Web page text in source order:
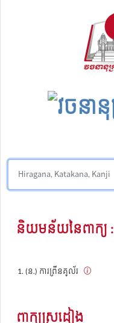
និយមន័យនៃពាក្យ :
(ន.) ការព្រីនគូល័រ
ពាក្យស្រដៀង